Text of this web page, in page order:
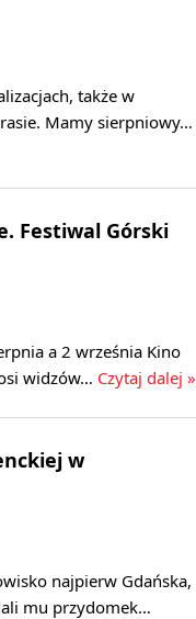
także w
Mamy sierpniowy…
Festiwal Górski
a 2 września Kino
widzów… Czytaj dalej »
w
najpierw Gdańska,
mu przydomek…